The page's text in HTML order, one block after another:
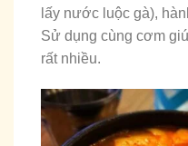
lấy nước luộc gà),
Sử dụng cùng cơm
rất nhiều.